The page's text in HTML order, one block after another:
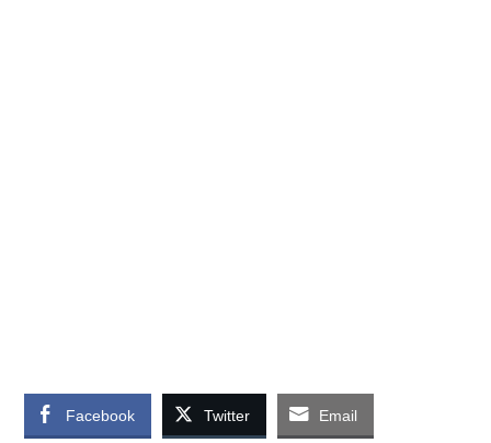
Facebook Twitter Email